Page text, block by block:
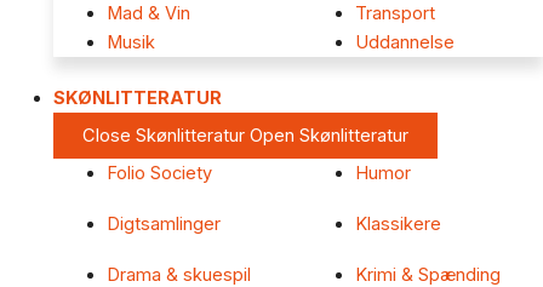
Mad & Vin
Musik
Transport
Uddannelse
SKØNLITTERATUR
Close Skønlitteratur Open Skønlitteratur
Folio Society
Digtsamlinger
Drama & skuespil
Humor
Klassikere
Krimi & Spænding